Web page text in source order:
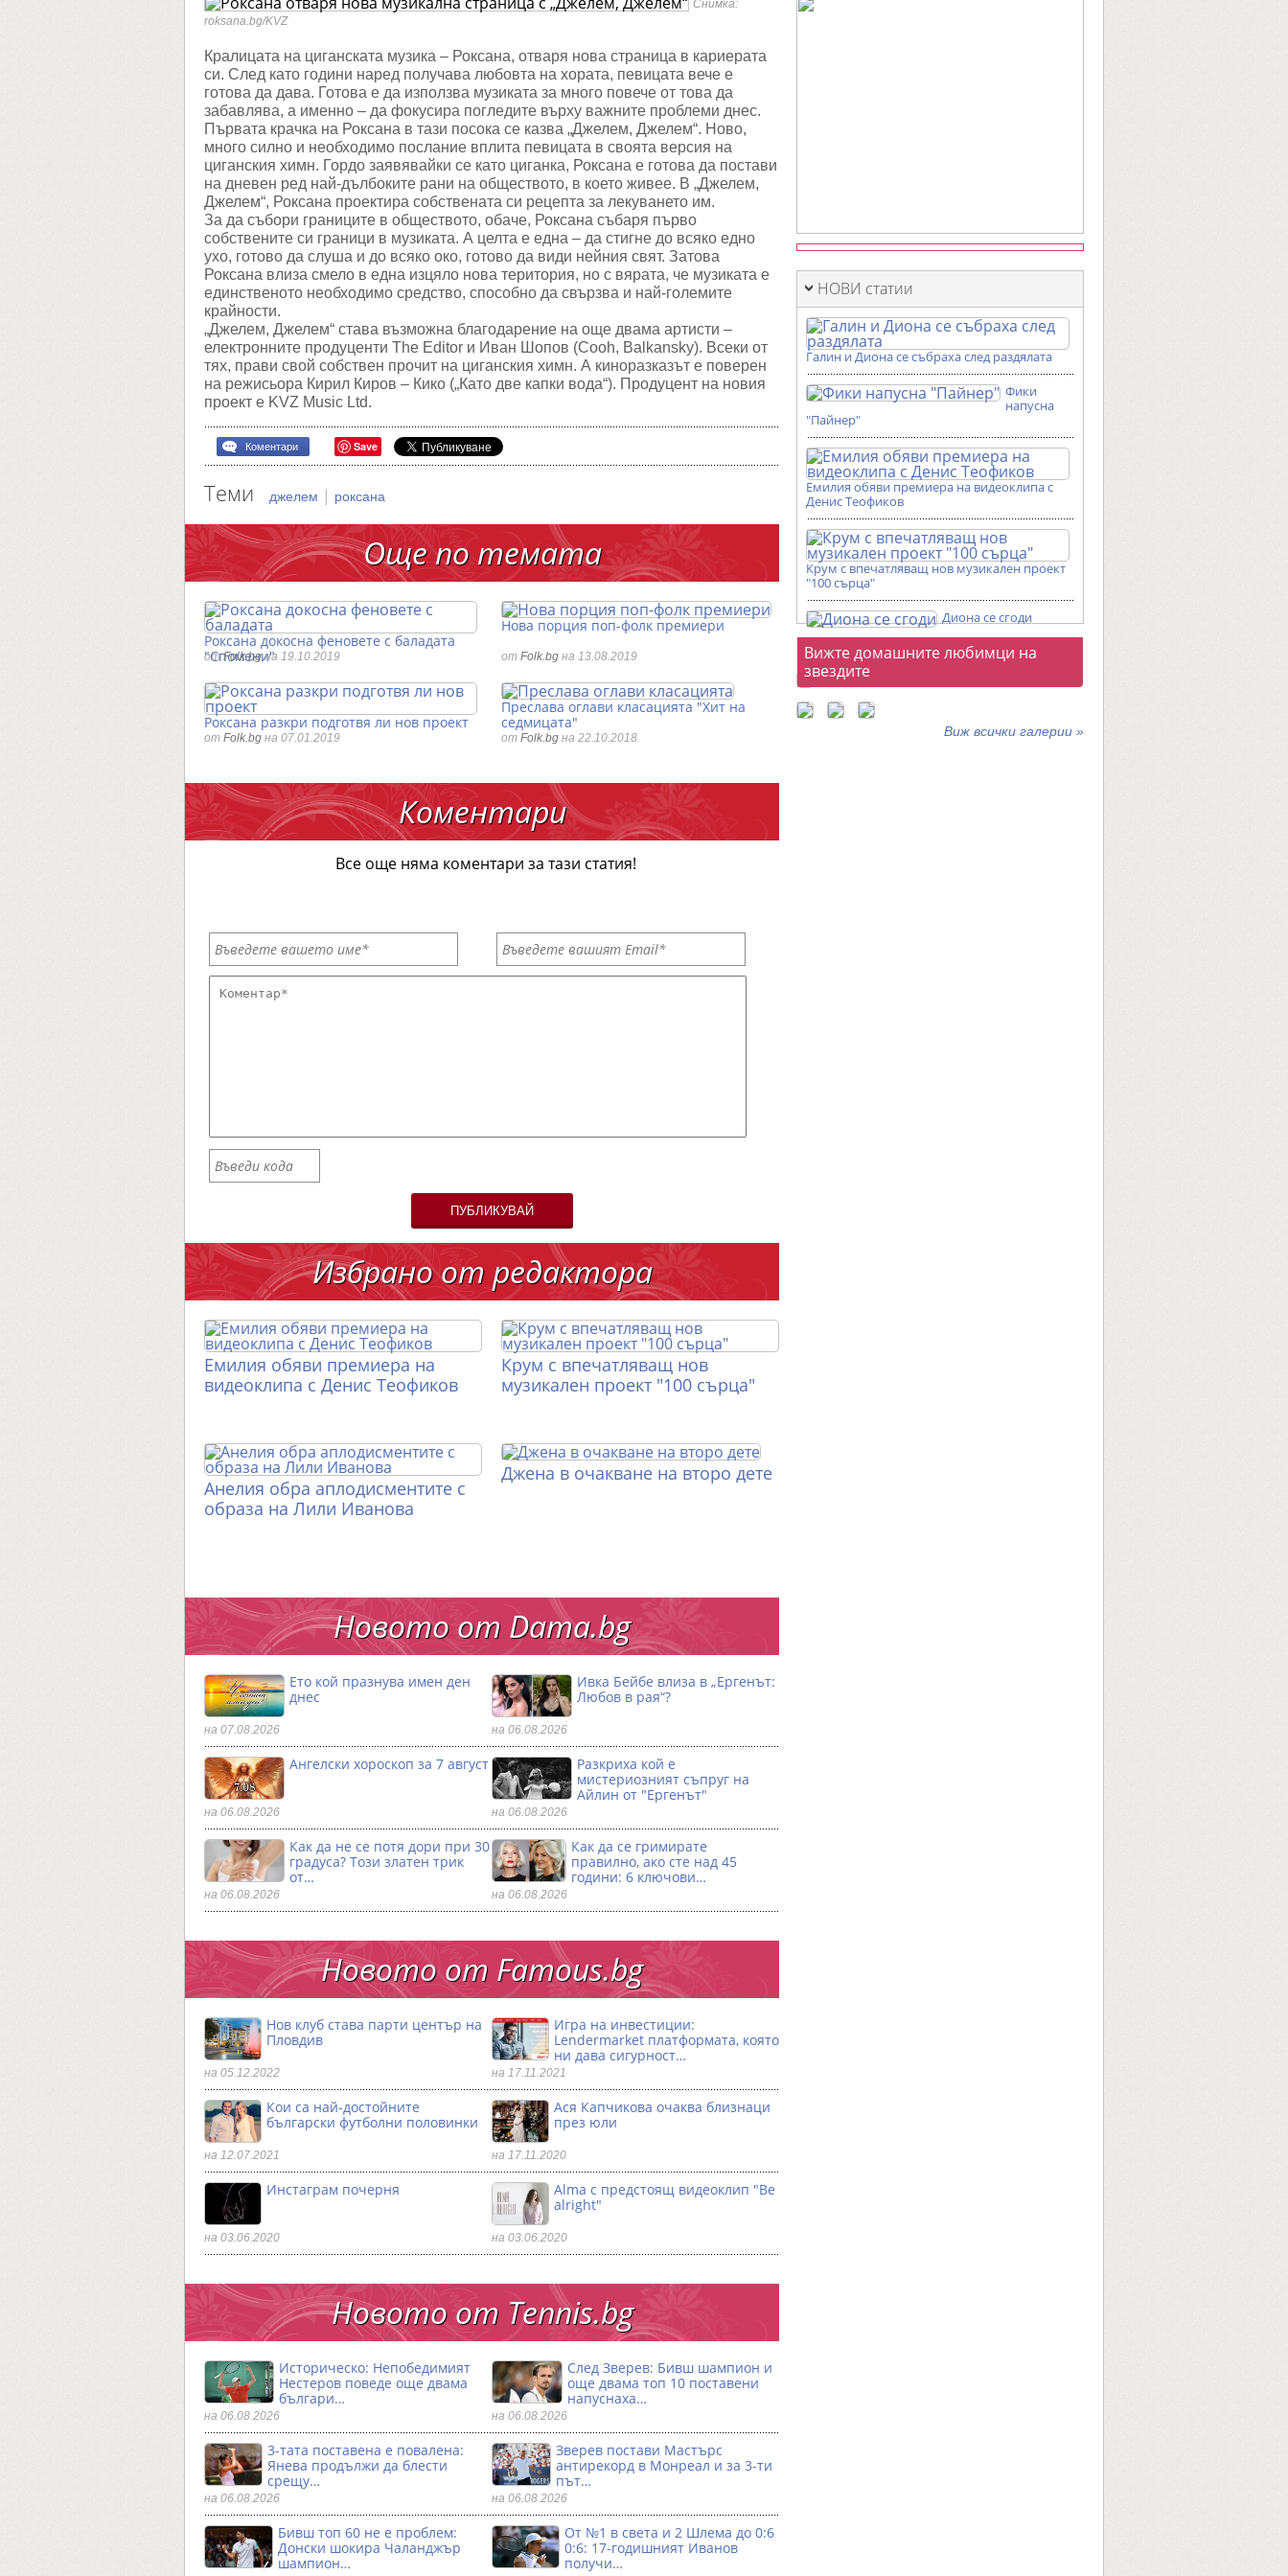
страница
Снимка:
roksana.bg/KVZ
Кралицата на циганската музика – Роксана, отваря нова страница в кариерата
си. След като години наред получава любовта на хората, певицата вече е
готова да дава. Готова е да използва музиката за много повече от това да
забавлява, а именно – да фокусира погледите върху важните проблеми днес.
Първата крачка на Роксана в тази посока се казва „Джелем, Джелем“. Ново,
много силно и необходимо послание вплита певицата в своята версия на
циганския химн. Гордо заявявайки се като циганка, Роксана е готова да постави
на дневен ред най-дълбоките рани на обществото, в което живее. В „Джелем,
Джелем“, Роксана проектира собствената си рецепта за лекуването им.
За да събори границите в обществото, обаче, Роксана събаря първо
собствените си граници в музиката. А целта е една – да стигне до всяко едно
ухо, готово да слуша и до всяко око, готово да види нейния свят. Затова
Роксана влиза смело в една изцяло нова територия, но с вярата, че музиката е
единственото необходимо средство, способно да свързва и най-големите
крайности.
„Джелем, Джелем“ става възможна благодарение на още двама артисти –
електронните продуценти The Editor и Иван Шопов (Cooh, Balkansky). Всеки от
тях, прави свой собствен прочит на циганския химн. А киноразказът е поверен
на режисьора Кирил Киров – Кико („Като две капки вода“). Продуцент на новия
проект е KVZ Music Ltd.
Коментари Save
Теми джелем | роксана
Още по темата
Роксана докосна феновете с баладата
"Спомени"
отFolk.bgна 19.10.2019
Нова порция поп-фолк премиери
от Folk.bg на 13.08.2019
Роксана разкри подготвя ли нов проект
от Folk.bg на 07.01.2019
Преслава оглави класацията "Хит на
седмицата"
от Folk.bg на 22.10.2018
Коментари
Все още няма коментари за тази статия!
ПУБЛИКУВАЙ
Избрано от редактора
Емилия обяви премиера на
видеоклипа с Денис Теофиков
Крум с впечатляващ нов
музикален проект "100 сърца"
Анелия обра аплодисментите с
образа на Лили Иванова
Джена в очакване на второ дете
Новото от Dama.bg
Ето кой празнува имен ден
днес
на 07.08.2026
Ивка Бейбе влиза в „Ергенът:
Любов в рая“?
на 06.08.2026
Ангелски хороскоп за 7 август
на 06.08.2026
Разкриха кой е
мистериозният съпруг на
Айлин от "Ергенът"
на 06.08.2026
Как да не се потя дори при 30
градуса? Този златен трик
от…
на 06.08.2026
Как да се гримирате
правилно, ако сте над 45
години: 6 ключови…
на 06.08.2026
Новото от Famous.bg
Нов клуб става парти център на
Пловдив
на 05.12.2022
Игра на инвестиции:
Lendermarket платформата, която
ни дава сигурност…
на 17.11.2021
Кои са най-достойните
български футболни половинки
на 12.07.2021
Ася Капчикова очаква близнаци
през юли
на 17.11.2020
Инстаграм почерня
на 03.06.2020
Alma с предстоящ видеоклип "Be
alright"
на 03.06.2020
Новото от Тennis.bg
Историческо: Непобедимият
Нестеров поведе още двама
българи…
на 06.08.2026
След Зверев: Бивш шампион и
още двама топ 10 поставени
напуснаха…
на 06.08.2026
3-тата поставена е повалена:
Янева продължи да блести
срещу…
на 06.08.2026
Зверев постави Мастърс
антирекорд в Монреал и за 3-ти
път…
на 06.08.2026
Бивш топ 60 не е проблем:
Донски шокира Чаланджър
шампион…
От №1 в света и 2 Шлема до 0:6
0:6: 17-годишният Иванов
получи…
НОВИ статии
Галин и Диона се събраха след раздялата
Фики
напусна
"Пайнер"
Емилия обяви премиера на видеоклипа с
Денис Теофиков
Крум с впечатляващ нов музикален проект
"100 сърца"
Диона се сгоди
Фотогалерии
Вижте домашните любимци на
звездите
Виж всички галерии »